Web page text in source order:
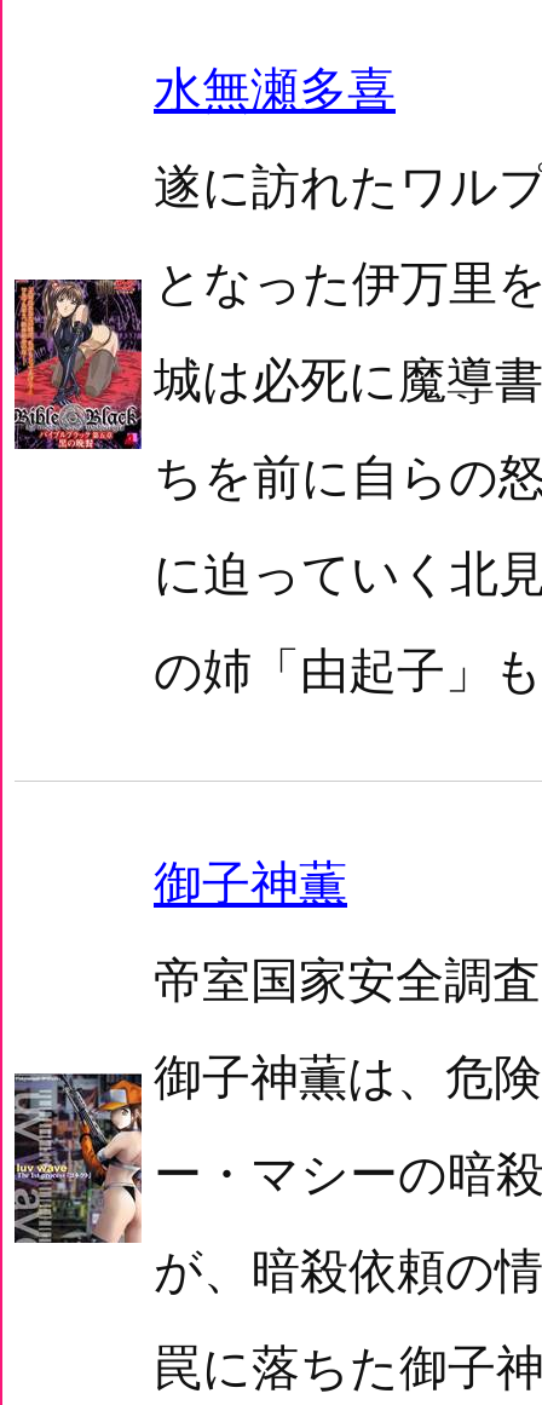
水無瀬多喜
遂に訪れたワル
となった伊万里
城は必死に魔導
ちを前に自らの
に迫っていく北
の姉「由起子」
御子神薫
帝室国家安全調
御子神薫は、危
ー・マシーの暗
が、暗殺依頼の
罠に落ちた御子